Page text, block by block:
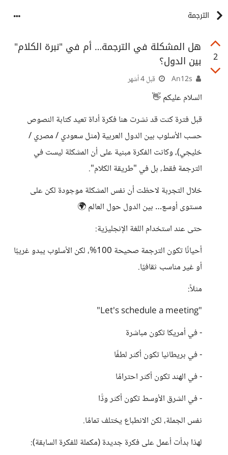
الترجمة
2
هل المشكلة في الترجمة… أم في "نبرة الكلام"
بين الدول؟
قبل 4 أشهر
السلام عليكم 👋
قبل فترة كنت قد نشرت هنا فكرة أداة تعيد كتابة النصوص
حسب الأسلوب بين الدول العربية (مثل سعودي / مصري /
خليجي)، وكانت الفكرة مبنية على أن المشكلة ليست في
الترجمة فقط، بل في "طريقة الكلام".
خلال التجربة لاحظت أن نفس المشكلة موجودة لكن على
مستوى أوسع… بين الدول حول العالم 🌍
حتى عند استخدام اللغة الإنجليزية:
أحيانًا تكون الترجمة صحيحة 100%، لكن الأسلوب يبدو غريبًا
أو غير مناسب ثقافيًا.
مثلاً:
"Let's schedule a meeting"
- في أمريكا تكون مباشرة
- في بريطانيا تكون أكثر لطفًا
- في الهند تكون أكثر احترامًا
- في الشرق الأوسط تكون أكثر ودًّا
نفس الجملة، لكن الانطباع يختلف تمامًا.
لهذا بدأت أعمل على فكرة جديدة (مكملة للفكرة السابقة):